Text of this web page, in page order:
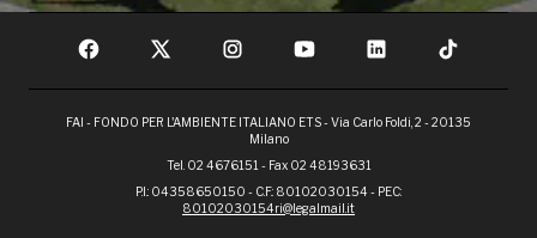
FAI - FONDO PER L'AMBIENTE ITALIANO ETS - Via Carlo Foldi, 2 - 20135
Milano
Tel. 02 4676151 - Fax 02 48193631
P.I.: 04358650150 - C.F.: 80102030154 - PEC:
80102030154ri@legalmail.it